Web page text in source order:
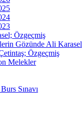
Özgeçmiş
Gözünde Ali Karasel
Özgeçmiş
Melekler
Sınavı